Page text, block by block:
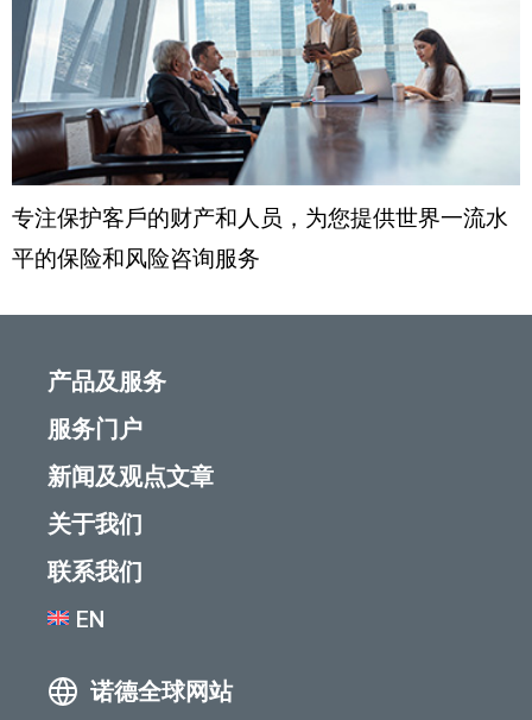
专注保护客戶的财产和人员，为您提供世界一流水
平的保险和风险咨询服务
产品及服务
服务门户
新闻及观点文章
关于我们
联系我们
EN
诺德全球网站